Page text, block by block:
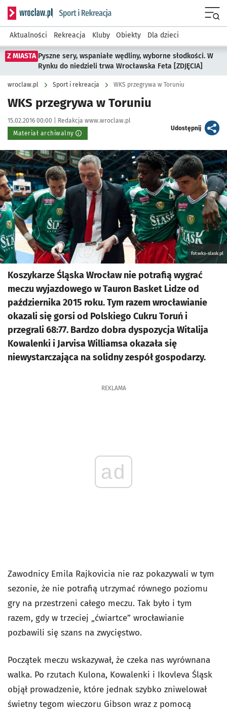
Serwis informacyjny wroclaw.pl podserwis: Sport i rekreacja
Aktualności Rekreacja Kluby Obiekty Dla dzieci
Z MIASTA Pyszne sery, wspaniałe wędliny, wyborne słodkości. W
Rynku do niedzieli trwa Wrocławska Feta [ZDJĘCIA]
wroclaw.pl Sport i rekreacja WKS przegrywa w Toruniu
WKS przegrywa w Toruniu
Data publikacji:
15.02.2016 00:00 | Autor:
Redakcja www.wroclaw.pl
Materiał archiwalny
Udostępnijartykuł
Kliknij, aby powiększyć
fot:wks-slask.pl
Koszykarze Śląska Wrocław nie potrafią wygrać
meczu wyjazdowego w Tauron Basket Lidze od
października 2015 roku. Tym razem wrocławianie
okazali się gorsi od Polskiego Cukru Toruń i
przegrali 68:77. Bardzo dobra dyspozycja Witalija
Kowalenki i Jarvisa Williamsa okazała się
niewystarczająca na solidny zespół gospodarzy.
REKLAMA
ad
Zawodnicy Emila Rajkovicia nie raz pokazywali w tym
sezonie, że nie potrafią utrzymać równego poziomu
gry na przestrzeni całego meczu. Tak było i tym
razem, gdy w trzeciej „ćwiartce” wrocławianie
pozbawili się szans na zwycięstwo.
Początek meczu wskazywał, że czeka nas wyrównana
walka. Po rzutach Kulona, Kowalenki i Ikovleva Śląsk
objął prowadzenie, które jednak szybko zniwelował
świetny tegom wieczoru Gibson wraz z pomocą